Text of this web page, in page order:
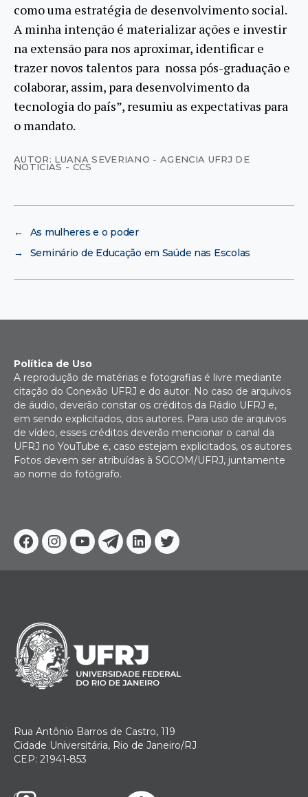
como uma estratégia de desenvolvimento social.
A minha intenção é materializar ações e investir
na extensão para nos aproximar, identificar e
trazer novos talentos para nossa pós-graduação e
colaborar, assim, para desenvolvimento da
tecnologia do país”, resumiu as expectativas para
o mandato.
AUTOR: LUANA SEVERIANO - AGENCIA UFRJ DE
NOTÍCIAS - CCS
←
As mulheres e o poder
→
Seminário de Educação em Saúde nas Escolas
Facebook
Instagram
YoutubeTelegram
Linkedin
Twitter
Política de Uso
A reprodução de matérias e fotografias é livre mediante
citação do Conexão UFRJ e do autor. No caso de arquivos
de áudio, deverão constar os créditos da Rádio UFRJ e,
em sendo explicitados, dos autores. Para uso de arquivos
de vídeo, esses créditos deverão mencionar o canal da
UFRJ no YouTube e, caso estejam explicitados, os autores.
Fotos devem ser atribuídas à SGCOM/UFRJ, juntamente
ao nome do fotógrafo.
Rua Antônio Barros de Castro, 119
Cidade Universitária, Rio de Janeiro/RJ
CEP: 21941-853